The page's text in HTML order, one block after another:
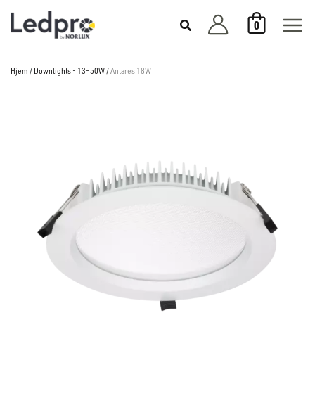
rett
0
Hjem / Downlights - 13–50W/Antares 18W